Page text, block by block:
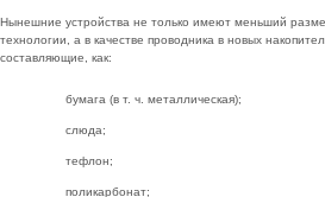
Нынешние устройства не только имеют меньший
технологии, а в качестве проводника в новых
составляющие, как:
бумага (в т. ч. металлическая);
слюда;
тефлон;
поликарбонат;